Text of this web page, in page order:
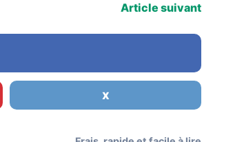
Article suivant
X